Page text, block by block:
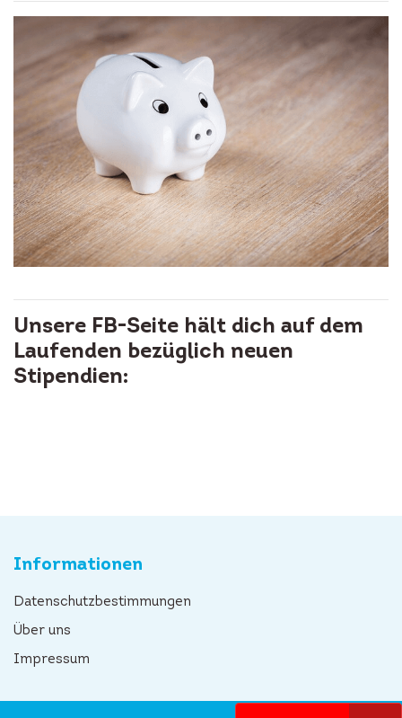
Unsere FB-Seite hält dich auf dem
Laufenden bezüglich neuen
Stipendien:
Informationen
Datenschutzbestimmungen
Über uns
Impressum